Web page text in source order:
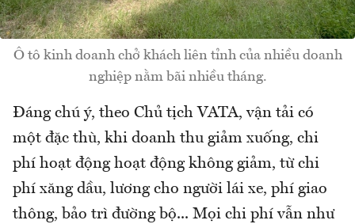
Ô tô kinh doanh chở khách liên tỉnh của nhiều doanh
nghiệp nằm bãi nhiều tháng.
Đáng chú ý, theo Chủ tịch VATA, vận tải có
một đặc thù, khi doanh thu giảm xuống, chi
phí hoạt động hoạt động không giảm, từ chi
phí xăng dầu, lương cho người lái xe, phí giao
thông, bảo trì đường bộ... Mọi chi phí vẫn như